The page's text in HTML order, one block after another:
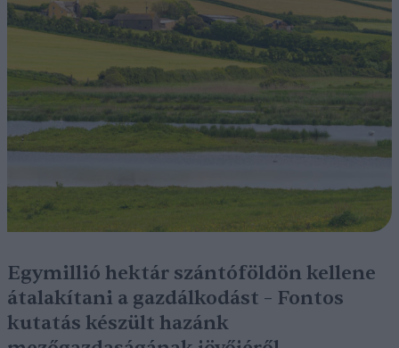
Egymillió hektár szántóföldön kellene
átalakítani a gazdálkodást – Fontos
kutatás készült hazánk